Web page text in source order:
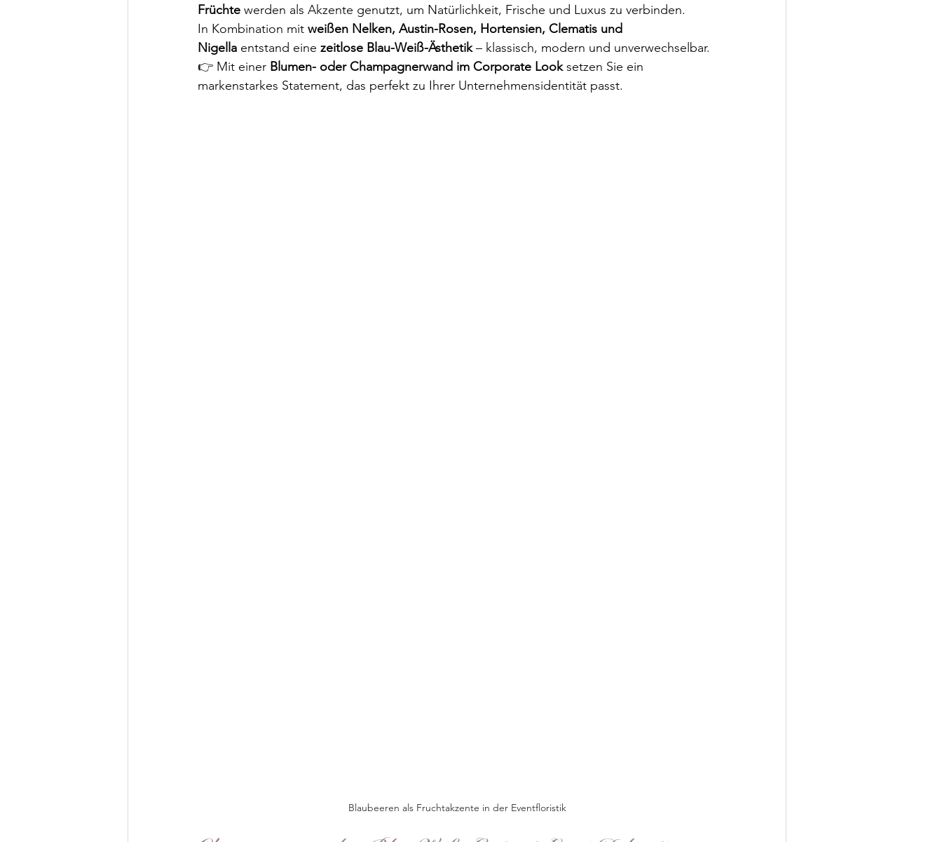
Früchte werden als Akzente genutzt, um Natürlichkeit, Frische und Luxus zu verbinden.
In Kombination mit weißen Nelken, Austin-Rosen, Hortensien, Clematis und
Nigella entstand eine zeitlose Blau-Weiß-Ästhetik – klassisch, modern und unverwechselbar.
👉 Mit einer Blumen- oder Champagnerwand im Corporate Look setzen Sie ein
markenstarkes Statement, das perfekt zu Ihrer Unternehmensidentität passt.
Blaubeeren als Fruchtakzente in der Eventfloristik